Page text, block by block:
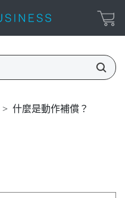
> 什麼是動作補償？